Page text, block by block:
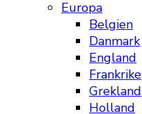
Europa
Belgien
Danmark
England
Frankrike
Grekland
Holland